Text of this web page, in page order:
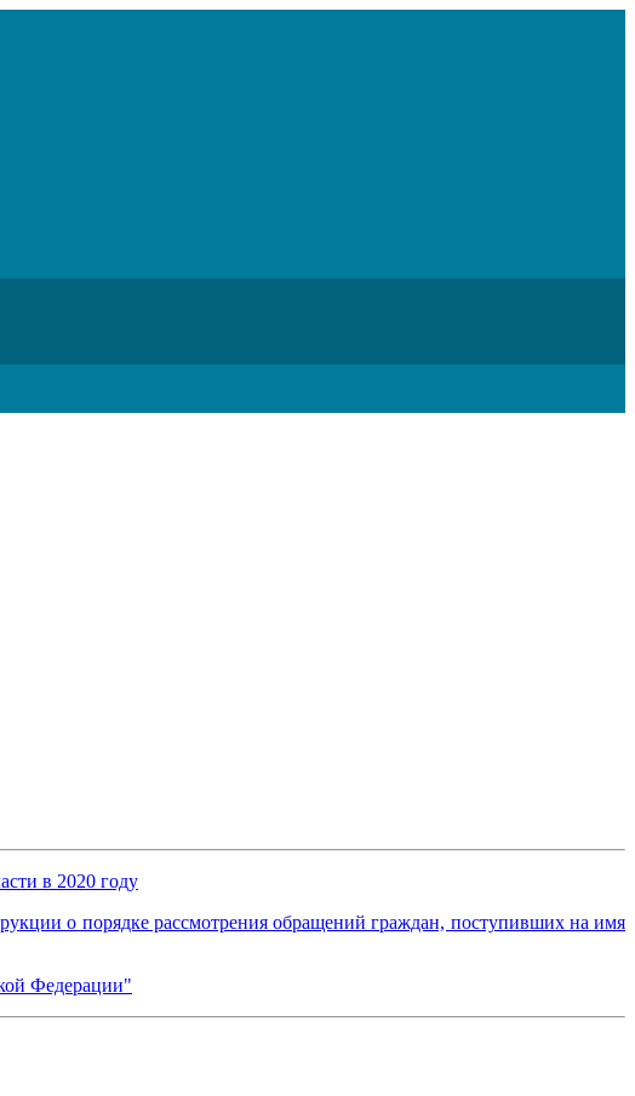
в 2020 году
о порядке рассмотрения обращений граждан, поступивших на имя
Федерации"